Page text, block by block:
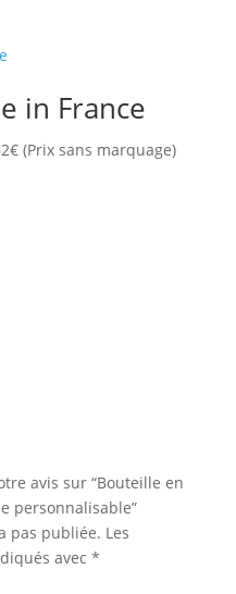
in France
€(Prix sans marquage)
avis sur “Bouteille en
personnalisable”
pas publiée. Les
avec *